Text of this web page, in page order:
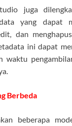
juga
yang dapat
dan
ini dapat
waktu
Berbeda
beberapa